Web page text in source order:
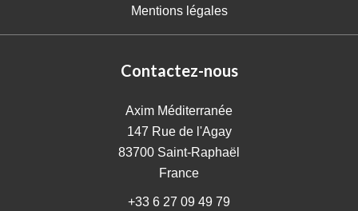
Mentions légales
Contactez-nous
Axim Méditerranée
147 Rue de l'Agay
83700 Saint-Raphaël
France
+33 6 27 09 49 79